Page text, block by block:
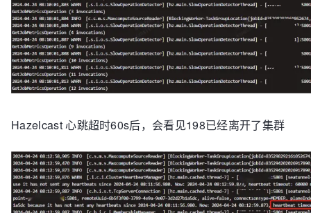
Hazelcast 心跳超时60s后，会看见198已经离开了集群